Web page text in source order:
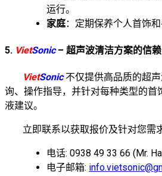
运行。
家庭：定期保养个人首饰和
5. VietSonic– 超声波清洁方案的信
VietSonic不仅提供高品质的超
询、操作指导，并针对每种类型的首
液建议。
立即联系以获取报价及针对您需
电话: 0938 49 33 66 (Mr.
电子邮箱: